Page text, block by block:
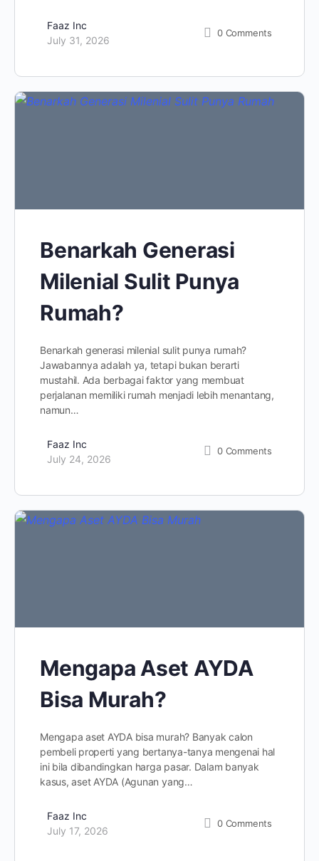
Faaz Inc
July 31, 2026
0 Comments
Benarkah Generasi
Milenial Sulit Punya
Rumah?
Benarkah generasi milenial sulit punya rumah?
Jawabannya adalah ya, tetapi bukan berarti
mustahil. Ada berbagai faktor yang membuat
perjalanan memiliki rumah menjadi lebih menantang,
namun…
Faaz Inc
July 24, 2026
0 Comments
Mengapa Aset AYDA
Bisa Murah?
Mengapa aset AYDA bisa murah? Banyak calon
pembeli properti yang bertanya-tanya mengenai hal
ini bila dibandingkan harga pasar. Dalam banyak
kasus, aset AYDA (Agunan yang…
Faaz Inc
July 17, 2026
0 Comments